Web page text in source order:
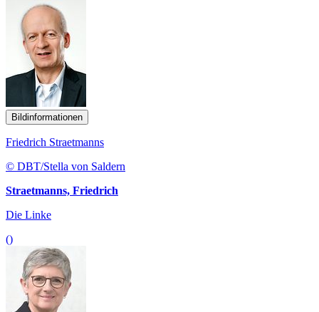
Bildinformationen
Friedrich Straetmanns
© DBT/Stella von Saldern
Straetmanns, Friedrich
Die Linke
()